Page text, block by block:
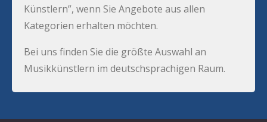
Künstlern”, wenn Sie Angebote aus allen
Kategorien erhalten möchten.
Bei uns finden Sie die größte Auswahl an
Musikkünstlern im deutschsprachigen Raum.